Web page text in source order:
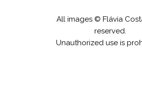
All images © Flávia
reserved.
Unauthorized use is